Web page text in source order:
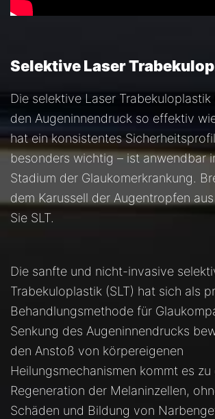
Selektive Laser
Die selektive Laser Trabekuloplastik
den Augeninnendruck so effektiv
hat ein konsistentes
besonders wichtig – ist anwendbar
Stadium der Glaukomerkrankung.
dem Karussell der Augentropfen
Sie SLT.
Die sanfte und nicht-invasive
Trabekuloplastik (SLT) hat sich als
Behandlungsmethode für
Senkung des Augeninnendrucks
den Anstoß von körpereigenen
Heilungsmechanismen kommt es zu
Regeneration der Melaninzellen,
Schäden und Bildung von